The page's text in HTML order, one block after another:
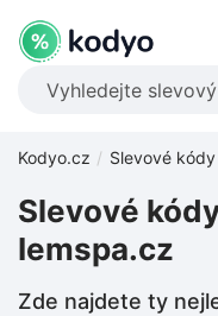
Kodyo.cz Slevové
Slevové
Iemspa.cz
Zde najdete ty